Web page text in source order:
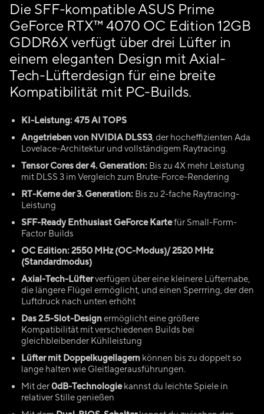
Die SFF-kompatible ASUS Prime
GeForce RTX™ 4070 OC Edition 12GB
GDDR6X verfügt über drei Lüfter in
einem eleganten Design mit Axial-
Tech-Lüfterdesign für eine breite
Kompatibilität mit PC-Builds.
KI-Leistung: 475 AI TOPS
Angetrieben von NVIDIA DLSS3, der hocheffizienten Ada
Lovelace-Architektur und vollständigem Raytracing.
Tensor Cores der 4. Generation: Bis zu 4X mehr Leistung
mit DLSS 3 im Vergleich zum Brute-Force-Rendering
RT-Kerne der 3. Generation: Bis zu 2-fache Raytracing-
Leistung
SFF-Ready Enthusiast GeForce Kartefür Small-Form-
Factor Builds
OC Edition: 2550 MHz (OC-Modus)/ 2520 MHz
(Standardmodus)
Axial-Tech-Lüfterverfügen über eine kleinere Lüfternabe,
die längere Flügel ermöglicht, und einen Sperrring, der den
Luftdruck nach unten erhöht
Das 2.5-Slot-Designermöglicht eine größere
Kompatibilität mit verschiedenen Builds bei
gleichbleibender Kühlleistung
Lüfter mit Doppelkugellagern können bis zu doppelt so
lange halten wie Gleitlagerausführungen.
Mit der0dB-Technologiekannst du leichte Spiele in
relativer Stille genießen